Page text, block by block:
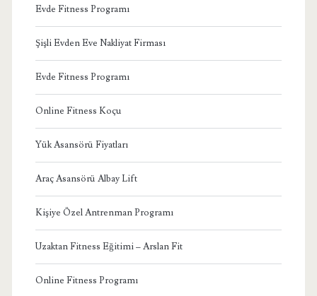
Evde Fitness Programı
Şişli Evden Eve Nakliyat Firması
Evde Fitness Programı
Online Fitness Koçu
Yük Asansörü Fiyatları
Araç Asansörü Albay Lift
Kişiye Özel Antrenman Programı
Uzaktan Fitness Eğitimi – Arslan Fit
Online Fitness Programı